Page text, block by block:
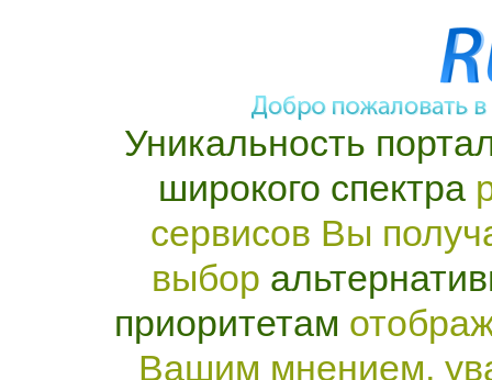
Уникальность
широкого спектра
сервисов Вы
выбор
приоритетам
Вашим мнением,